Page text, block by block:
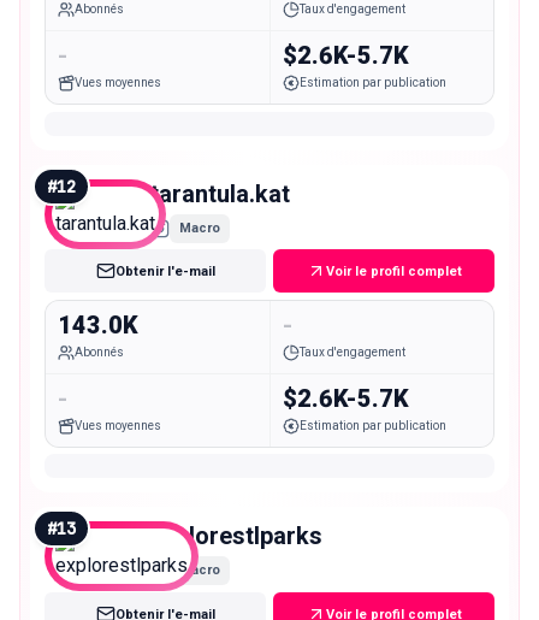
Abonnés Taux d'engagement
-
Vues moyennes
$2.6K-5.7K
Estimation par publication
#12 tarantula.kat
Macro
Obtenir l'e-mail Voir le profil complet
143.0K
Abonnés
-
Taux d'engagement
-
Vues moyennes
$2.6K-5.7K
Estimation par publication
#13 explorestlparks
Macro
Obtenir l'e-mail Voir le profil complet